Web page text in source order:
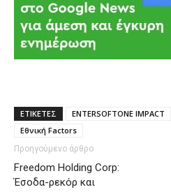
ΕΤΙΚΕΤΕΣ ENTERSOFTONE IMPACT
Εθνική Factors
Προηγούμενο άρθρο
Freedom Holding Corp:
Έσοδα-ρεκόρ και